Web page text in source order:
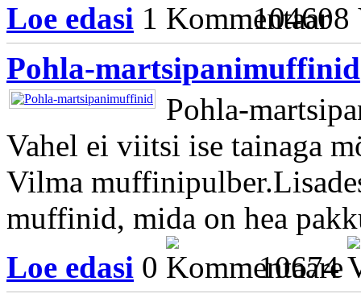
Loe edasi 1 104608
Pohla-martsipanimuffinid
Pohla-
Vahel ei viitsi ise tainaga
Vilma
muffinid, mida on hea
Loe edasi 0
10674